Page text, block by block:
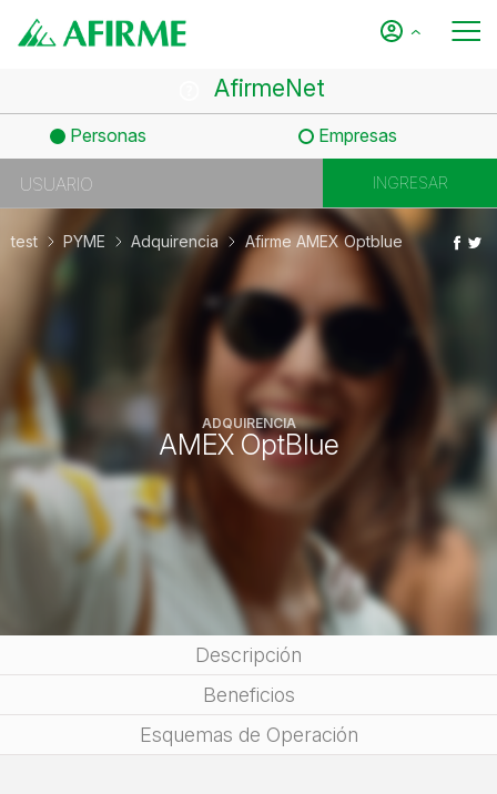
AfirmeNet
Personas Empresas
test PYME Adquirencia Afirme AMEX Optblue
ADQUIRENCIA
AMEX OptBlue
Descripción
Beneficios
Esquemas de Operación